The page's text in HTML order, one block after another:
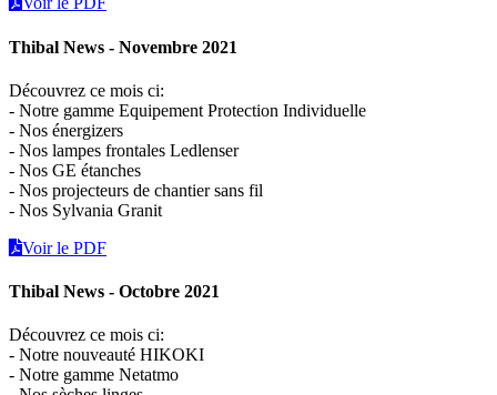
Thibal News - Novembre 2021
Découvrez ce mois ci:
- Notre gamme Equipement Protection Individuelle
- Nos énergizers
- Nos lampes frontales Ledlenser
- Nos GE étanches
- Nos projecteurs de chantier sans fil
- Nos Sylvania Granit
Voir le PDF
Thibal News - Octobre 2021
Découvrez ce mois ci:
- Notre nouveauté HIKOKI
- Notre gamme Netatmo